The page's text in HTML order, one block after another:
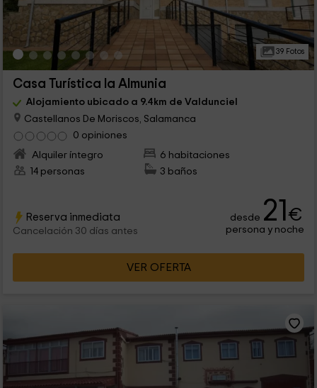
39 Fotos
Casa Turística la Almunia
Alojamiento ubicado a 9.4km de Valdunciel
Castellanos De Moriscos, Salamanca
0 opiniones
Alquiler íntegro
6 habitaciones
14 personas
3 baños
Reserva inmediata
Cancelación 30 días antes
desde 21€
persona y noche
VER OFERTA